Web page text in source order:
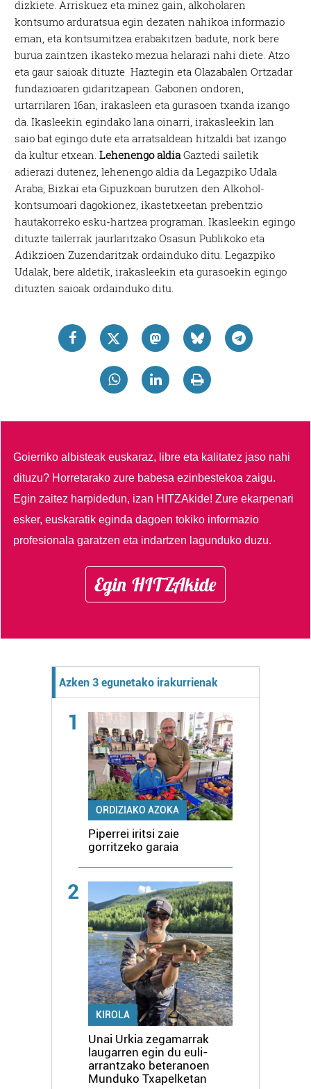
dizkiete. Arriskuez eta minez gain, alkoholaren
kontsumo arduratsua egin dezaten nahikoa informazio
eman, eta kontsumitzea erabakitzen badute, nork bere
burua zaintzen ikasteko mezua helarazi nahi diete. Atzo
eta gaur saioak dituzte Haztegin eta Olazabalen Ortzadar
fundazioaren gidaritzapean. Gabonen ondoren,
urtarrilaren 16an, irakasleen eta gurasoen txanda izango
da. Ikasleekin egindako lana oinarri, irakasleekin lan
saio bat egingo dute eta arratsaldean hitzaldi bat izango
da kultur etxean.Lehenengo aldiaGaztedi sailetik
adierazi dutenez, lehenengo aldia da Legazpiko Udala
Araba, Bizkai eta Gipuzkoan burutzen den Alkohol-
kontsumoari dagokionez, ikastetxeetan prebentzio
hautakorreko esku-hartzea programan. Ikasleekin egingo
dituzte tailerrak jaurlaritzako Osasun Publikoko eta
Adikzioen Zuzendaritzak ordainduko ditu. Legazpiko
Udalak, bere aldetik, irakasleekin eta gurasoekin egingo
dituzten saioak ordainduko ditu.
Goierriko albisteak euskaraz, libre eta kalitatez jaso nahi
dituzu? Horretarako zure babesa ezinbestekoa zaigu.
Egin zaitez harpidedun, izan HITZAkide!Zure ekarpenari
esker, euskaratik eginda dagoen tokiko informazio
profesionala garatzen eta indartzen lagunduko duzu.
Egin HITZAkide
Azken 3 egunetako irakurrienak
1
ORDIZIAKO AZOKA
Piperrei iritsi zaie
gorritzeko garaia
2
KIROLA
Unai Urkia zegamarrak
laugarren egin du euli-
arrantzako beteranoen
Munduko Txapelketan